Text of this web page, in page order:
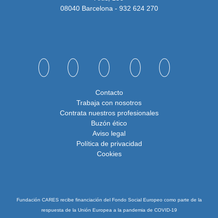
08040 Barcelona - 932 624 270
Contacto
Trabaja con nosotros
Contrata nuestros profesionales
Buzón ético
Aviso legal
Política de privacidad
Cookies
Fundación CARES recibe financiación del Fondo Social Europeo como parte de la
respuesta de la Unión Europea a la pandemia de COVID-19